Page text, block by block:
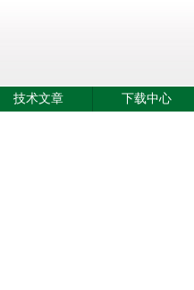
技术文章 下载中心